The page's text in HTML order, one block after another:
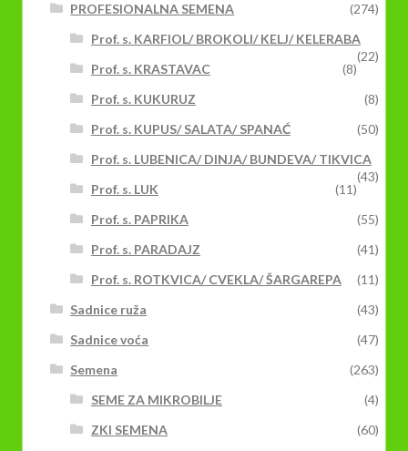
PROFESIONALNA SEMENA
(274)
Prof. s. KARFIOL/ BROKOLI/ KELJ/ KELERABA
(22)
Prof. s. KRASTAVAC
(8)
Prof. s. KUKURUZ
(8)
Prof. s. KUPUS/ SALATA/ SPANAĆ
(50)
Prof. s. LUBENICA/ DINJA/ BUNDEVA/ TIKVICA
(43)
Prof. s. LUK
(11)
Prof. s. PAPRIKA
(55)
Prof. s. PARADAJZ
(41)
Prof. s. ROTKVICA/ CVEKLA/ ŠARGAREPA
(11)
Sadnice ruža
(43)
Sadnice voća
(47)
Semena
(263)
SEME ZA MIKROBILJE
(4)
ZKI SEMENA
(60)